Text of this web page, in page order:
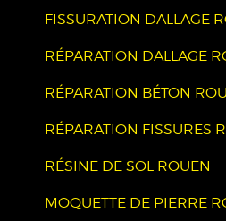
FISSURATION DALLAGE
RÉPARATION DALLAGE
RÉPARATION BÉTON
RÉPARATION FISSURES
RÉSINE DE SOL ROUEN
MOQUETTE DE PIERRE